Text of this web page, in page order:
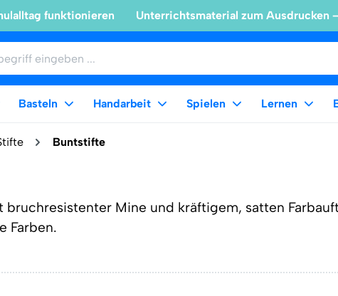
funktionieren Unterrichtsmaterial zum Ausdrucken
Basteln Handarbeit Spielen Lernen
Buntstifte
bruchresistenter Mine und kräftigem, satten
Farben.